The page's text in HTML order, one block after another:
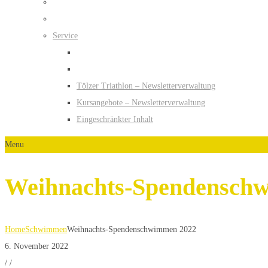
Service
Tölzer Triathlon – Newsletterverwaltung
Kursangebote – Newsletterverwaltung
Eingeschränkter Inhalt
Menu
Weihnachts-
HomeSchwimmenWeihnachts-Spendenschwimmen 2022
6. November 2022
/ /